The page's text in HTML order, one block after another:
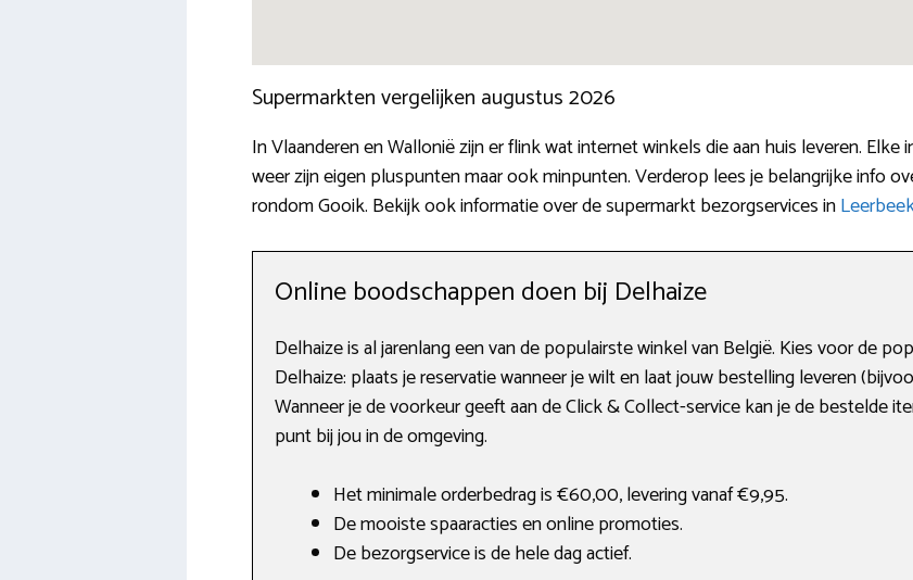
Supermarkten vergelijken augustus 2026
In Vlaanderen en Wallonië zijn er flink wat internet winkels die aan huis leveren.
weer zijn eigen pluspunten maar ook minpunten. Verderop lees je belangrijke info
rondom Gooik. Bekijk ook informatie over de supermarkt bezorgservices in
Online boodschappen doen bij Delhaize
Delhaize is al jarenlang een van de populairste winkel van België. Kies voor de
Delhaize: plaats je reservatie wanneer je wilt en laat jouw bestelling leveren
Wanneer je de voorkeur geeft aan de Click & Collect-service kan je de bestelde
punt bij jou in de omgeving.
Het minimale orderbedrag is €60,00, levering vanaf €9,95.
De mooiste spaaracties en online promoties.
De bezorgservice is de hele dag actief.